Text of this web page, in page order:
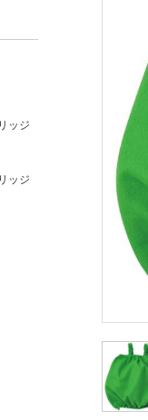
ッジ
ッジ